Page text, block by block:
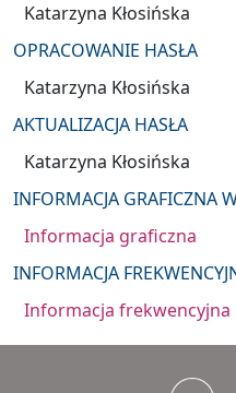
Katarzyna Kłosińska
OPRACOWANIE HASŁA
Katarzyna Kłosińska
AKTUALIZACJA HASŁA
Katarzyna Kłosińska
INFORMACJA GRAFICZNA
Informacja graficzna
INFORMACJA
Informacja frekwencyjna